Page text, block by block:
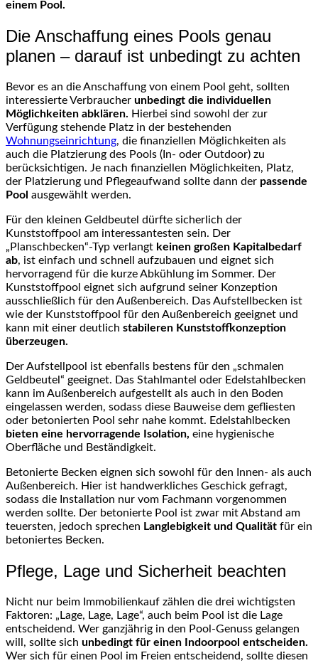
einem Pool.
Die Anschaffung eines Pools genau
planen – darauf ist unbedingt zu achten
Bevor es an die Anschaffung von einem Pool geht, sollten
interessierte Verbraucher unbedingt die individuellen
Möglichkeiten abklären. Hierbei sind sowohl der zur
Verfügung stehende Platz in der bestehenden
Wohnungseinrichtung, die finanziellen Möglichkeiten als
auch die Platzierung des Pools (In- oder Outdoor) zu
berücksichtigen. Je nach finanziellen Möglichkeiten, Platz,
der Platzierung und Pflegeaufwand sollte dann der passende
Pool ausgewählt werden.
Für den kleinen Geldbeutel dürfte sicherlich der
Kunststoffpool am interessantesten sein. Der
„Planschbecken“-Typ verlangt keinen großen Kapitalbedarf
ab, ist einfach und schnell aufzubauen und eignet sich
hervorragend für die kurze Abkühlung im Sommer. Der
Kunststoffpool eignet sich aufgrund seiner Konzeption
ausschließlich für den Außenbereich. Das Aufstellbecken ist
wie der Kunststoffpool für den Außenbereich geeignet und
kann mit einer deutlich stabileren Kunststoffkonzeption
überzeugen.
Der Aufstellpool ist ebenfalls bestens für den „schmalen
Geldbeutel“ geeignet. Das Stahlmantel oder Edelstahlbecken
kann im Außenbereich aufgestellt als auch in den Boden
eingelassen werden, sodass diese Bauweise dem gefliesten
oder betonierten Pool sehr nahe kommt. Edelstahlbecken
bieten eine hervorragende Isolation, eine hygienische
Oberfläche und Beständigkeit.
Betonierte Becken eignen sich sowohl für den Innen- als auch
Außenbereich. Hier ist handwerkliches Geschick gefragt,
sodass die Installation nur vom Fachmann vorgenommen
werden sollte. Der betonierte Pool ist zwar mit Abstand am
teuersten, jedoch sprechen Langlebigkeit und Qualität für ein
betoniertes Becken.
Pflege, Lage und Sicherheit beachten
Nicht nur beim Immobilienkauf zählen die drei wichtigsten
Faktoren: „Lage, Lage, Lage“, auch beim Pool ist die Lage
entscheidend. Wer ganzjährig in den Pool-Genuss gelangen
will, sollte sich unbedingt für einen Indoorpool entscheiden.
Wer sich für einen Pool im Freien entscheidend, sollte diesen